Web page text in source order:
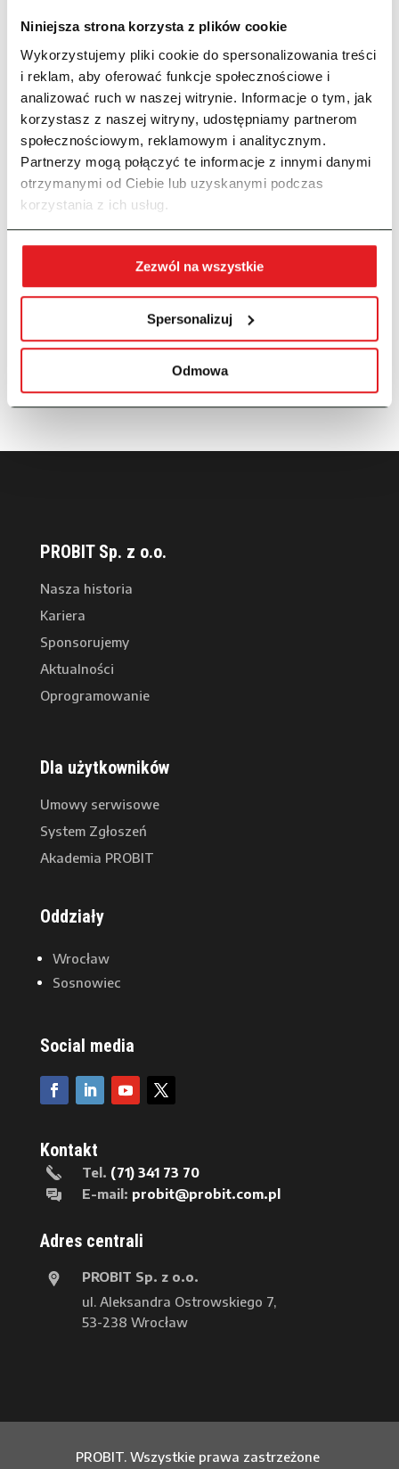
Niniejsza strona korzysta z plików cookie
Wykorzystujemy pliki cookie do spersonalizowania treści
i reklam, aby oferować funkcje społecznościowe i
analizować ruch w naszej witrynie. Informacje o tym, jak
korzystasz z naszej witryny, udostępniamy partnerom
społecznościowym, reklamowym i analitycznym.
Partnerzy mogą połączyć te informacje z innymi danymi
otrzymanymi od Ciebie lub uzyskanymi podczas
korzystania z ich usług.
Zezwól na wszystkie
Spersonalizuj
Odmowa
Ostatnie wpisy
Struktura logiczna JPK_KR_PD w praktyce – jak
przygotować się do nowych obowiązków?
JPK_ST_KR – nowe obowiązki. Sprawdź, jak
przygotować się krok po kroku
Biblioteki stawiają na automatyzację i nowoczesność. Jak
wybrać program księgowy dla instytucji kultury?
Aktualne wersje systemu 2026
Czy Twoja spółdzielnia jest gotowa na KSeF 2026?
Obowiązki i case study
Nowe partnerstwo: PROBIT i Suncode
Marek Nowak-Nowe partnerstwo: PROBIT i Suncode
PROBIT Sp. z o.o.
Nasza historia
Kariera
Sponsorujemy
Aktualności
Oprogramowanie
Dla użytkowników
Umowy serwisowe
System Zgłoszeń
Akademia PROBIT
Oddziały
Wrocław
Sosnowiec
Social media
Kontakt
Tel. (71) 341 73 70
E-mail: probit@probit.com.pl
Adres centrali
PROBIT Sp. z o.o.
ul. Aleksandra Ostrowskiego 7,
53-238 Wrocław
PROBIT. Wszystkie prawa zastrzeżone